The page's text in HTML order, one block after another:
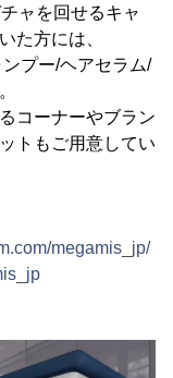
ャを回せるキャ
た方には、
プー/ヘアセラム/
コーナーやブラン
トもご用意してい
megamis_jp/